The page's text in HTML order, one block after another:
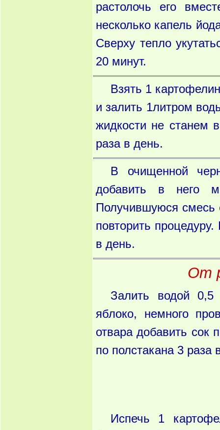
растолочь его
несколько капель
Сверху тепло
20 минут.
Взять 1
и залить 1литром
жидкости не станем
раза в день.
В очищенной
добавить в него
Получившуюся смесь
повторить
в день.
От
Залить водой 0,5
яблоко, немного
отвара добавить сок
по полстакана 3 раза
Испечь 1